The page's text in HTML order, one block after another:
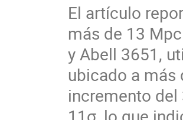
El artículo
más de 13
y Abell 3651,
ubicado a más
incremento del